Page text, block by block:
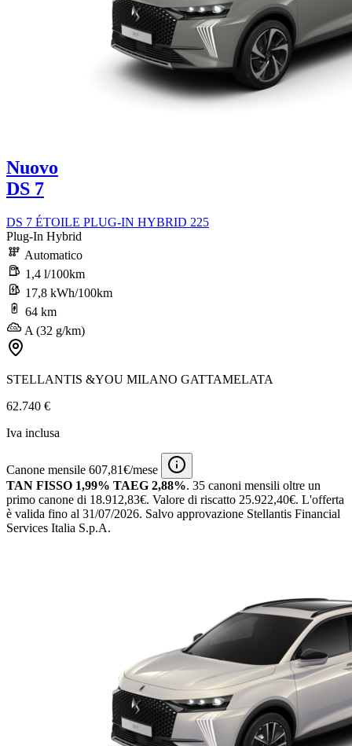
Nuovo
DS 7
DS 7 ÉTOILE PLUG-IN HYBRID 225
Plug-In Hybrid
Automatico
1,4 l/100km
17,8 kWh/100km
64 km
A (32 g/km)
STELLANTIS &YOU MILANO GATTAMELATA
62.740 €
Iva inclusa
Canone mensile 607,81€/mese
TAN FISSO 1,99% TAEG 2,88%. 35 canoni mensili oltre un
primo canone di 18.912,83€. Valore di riscatto 25.922,40€. L'offerta
è valida fino al 31/07/2026. Salvo approvazione Stellantis Financial
Services Italia S.p.A.